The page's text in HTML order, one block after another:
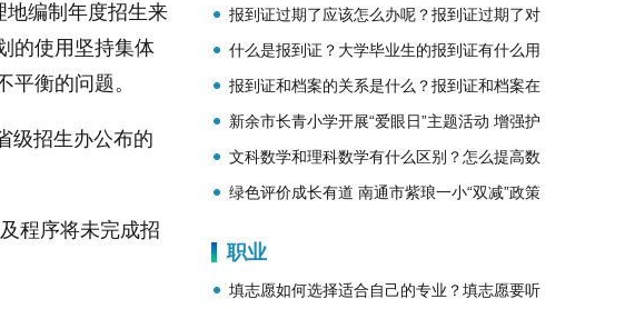
地编制年度招生来
的使用坚持集体
平衡的问题。
级招生办公布的
程序将未完成招
动教育基地
报到证过期了应该怎么办呢？报到证过期了对
档案有影响吗？
什么是报到证？大学毕业生的报到证有什么用
呢？
报到证和档案的关系是什么？报到证和档案在
一起吗？
新余市长青小学开展“爱眼日”主题活动 增强护
眼意识
文科数学和理科数学有什么区别？怎么提高数
学成绩？
绿色评价成长有道 南通市紫琅一小“双减”政策
职业
填志愿如何选择适合自己的专业？填志愿要听